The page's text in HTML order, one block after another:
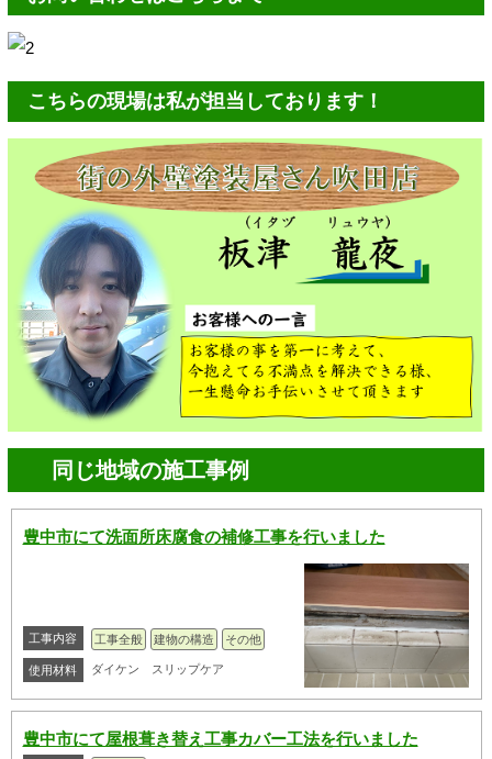
こちらの現場は私が担当しております！
同じ地域の施工事例
豊中市にて洗面所床腐食の補修工事を行いました
工事内容 工事全般 建物の構造 その他
使用材料 ダイケン スリップケア
豊中市にて屋根葺き替え工事カバー工法を行いました